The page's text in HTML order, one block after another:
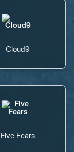
Cloud9
Five Fears